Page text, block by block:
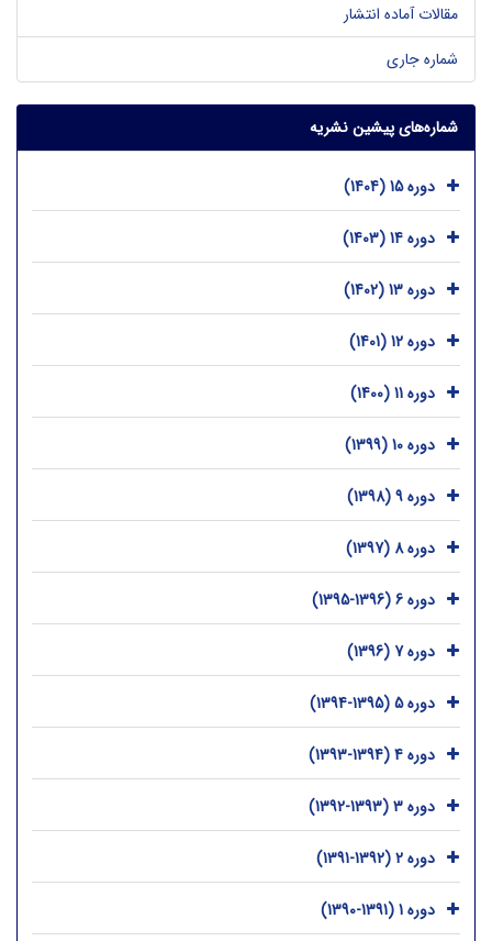
مقالات آماده انتشار
شماره جاری
شماره‌های پیشین نشریه
دوره 15 (1404)
دوره 14 (1403)
دوره 13 (1402)
دوره 12 (1401)
دوره 11 (1400)
دوره 10 (1399)
دوره 9 (1398)
دوره 8 (1397)
دوره 6 (1396-1395)
دوره 7 (1396)
دوره 5 (1395-1394)
دوره 4 (1394-1393)
دوره 3 (1393-1392)
دوره 2 (1392-1391)
دوره 1 (1391-1390)